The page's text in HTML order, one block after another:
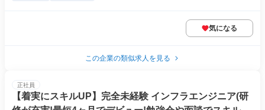
気になる
この企業の類似求人を見る
正社員
【着実にスキルUP】完全未経験 インフラエンジニア(研